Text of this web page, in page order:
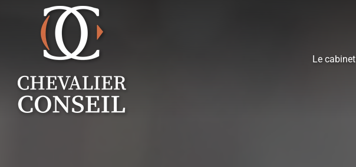
Le cabinet